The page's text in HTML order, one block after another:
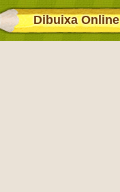
Dibuixa Online